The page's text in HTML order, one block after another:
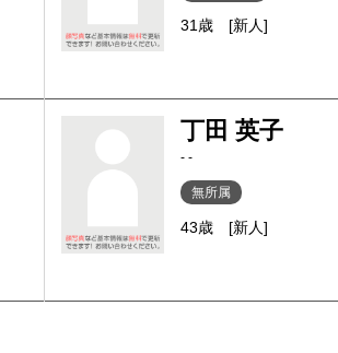
31歳 [新人]
丁田 英子
- -
無所属
43歳 [新人]